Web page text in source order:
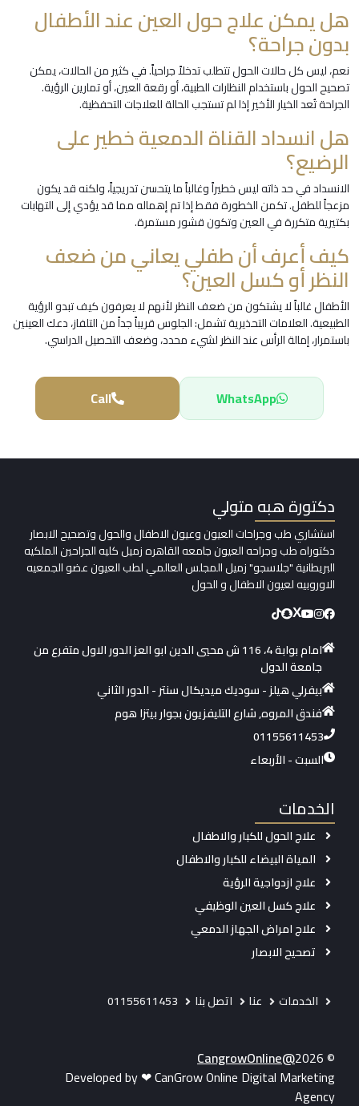
هل يمكن علاج حول العين عند الأطفال
بدون جراحة؟
نعم، ليس كل حالات الحول تتطلب تدخلاً جراحياً. في كثير من الحالات، يمكن
تصحيح الحول باستخدام النظارات الطبية، أو رقعة العين، أو تمارين الرؤية.
الجراحة تُعد الخيار الأخير إذا لم تستجب الحالة للعلاجات التحفظية.
هل انسداد القناة الدمعية خطير على
الرضيع؟
الانسداد في حد ذاته ليس خطيراً وغالباً ما يتحسن تدريجياً، ولكنه قد يكون
مزعجاً للطفل. تكمن الخطورة فقط إذا تم إهماله مما قد يؤدي إلى التهابات
بكتيرية متكررة في العين وتكون قشور مستمرة.
كيف أعرف أن طفلي يعاني من ضعف
النظر أو كسل العين؟
الأطفال غالباً لا يشتكون من ضعف النظر لأنهم لا يعرفون كيف تبدو الرؤية
الطبيعية. العلامات التحذيرية تشمل: الجلوس قريباً جداً من التلفاز، دعك العينين
باستمرار، إمالة الرأس عند النظر لشيء محدد، وضعف التحصيل الدراسي.
WhatsApp
Call
دكتورة هبه متولي
استشاري طب وجراحات العيون وعيون الاطفال والحول وتصحيح الابصار
دكتوراه طب وجراحه العيون جامعه القاهره زميل كليه الجراحين الملكيه
البريطانية "جلاسجو" زميل المجلس العالمي لطب العيون عضو الجمعيه
الاوروبيه لعيون الاطفال و الحول
X
امام بوابة 4، 116 ش محيي الدين ابو العز الدور الاول متفرع من
جامعة الدول
بيفرلي هيلز - سوديك ميديكال سنتر - الدور الثاني
فندق المروه, شارع التليفزيون بجوار بيتزا هوم
01155611453
السبت - الأربعاء
الخدمات
علاج الحول للكبار والاطفال
المياة البيضاء للكبار والاطفال
علاج ازدواجية الرؤية
علاج كسل العين الوظيفي
علاج امراض الجهاز الدمعي
تصحيح الابصار
الخدمات عنا اتصل بنا 01155611453
©
2026
@CangrowOnline
Developed by ❤ CanGrow Online Digital Marketing
Agency